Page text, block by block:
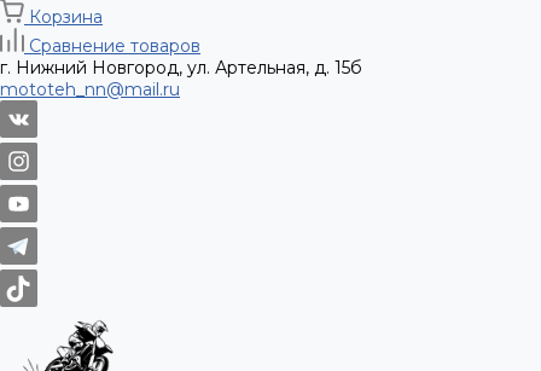
Корзина
Сравнение товаров
г. Нижний Новгород, ул. Артельная, д. 15б
mototeh_nn@mail.ru